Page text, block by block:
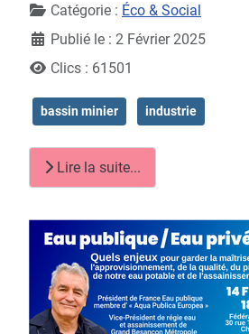
Catégorie : Éco & Social
Publié le : 2 Février 2025
Clics : 61501
bassin minier industrie
Lire la suite...